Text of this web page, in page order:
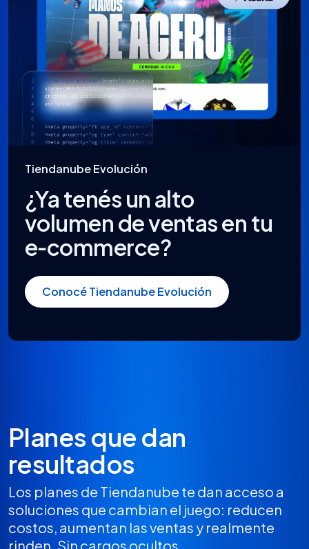
Tiendanube Evolución
¿Ya tenés un alto
volumen de ventas en tu
e‑commerce?
Conocé Tiendanube Evolución
Planes que dan
resultados
Los planes de Tiendanube te dan acceso a
soluciones que cambian el juego: reducen
costos, aumentan las ventas y realmente
rinden. Sin cargos ocultos.